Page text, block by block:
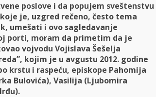
poslove i da popujem sveštenstvu
je, uzgred rečeno, često tema
umešati i ovo sagledavanje
porti, moram da primetim da je
vojvodu Vojislava Šešelja
kojim je u avgustu 2012. godine
krstu i raspeću, episkope Pahomija
Bulovića), Vasilija (Ljubomira